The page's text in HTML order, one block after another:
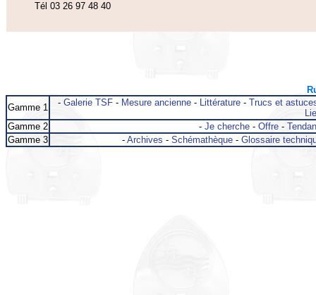
Tél 03 26 97 48 40
Gamme 1
- Galerie TSF- Mesure ancienne- Littérature- Trucs et
Gamme 2
- Je cherche- Offre-
Gamme 3
- Archives - Schémathèque- Glossaire